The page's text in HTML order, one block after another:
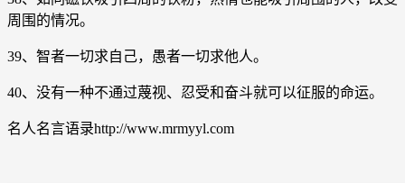
周围的情况。
39、智者一切求自己，愚者一切求他人。
40、没有一种不通过蔑视、忍受和奋斗就可以征服的命运。
名人名言语录http://www.mrmyyl.com